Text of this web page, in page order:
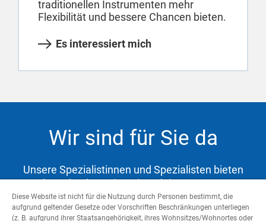
traditionellen Instrumenten mehr
Flexibilität und bessere Chancen bieten.
Es interessiert mich
Wir sind für Sie da
Unsere Spezialistinnen und Spezialisten bieten
Ihnen hochwertige Dienstleistungen zur
Abdeckung Ihrer Bedürfnisse und Unterstützung
auf dem Weg zu Ihren Zielen.
Diese Website ist nicht für die Nutzung durch Personen bestimmt, die
aufgrund geltender Gesetze oder Vorschriften Beschränkungen unterliegen
(z. B. aufgrund ihrer Staatsangehörigkeit, ihres Wohnsitzes/Wohnortes oder